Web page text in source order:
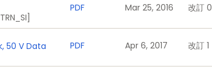
PDF Mar 25, 2016 改訂 0
50 V Data
PDF Apr 6, 2017 改訂 1